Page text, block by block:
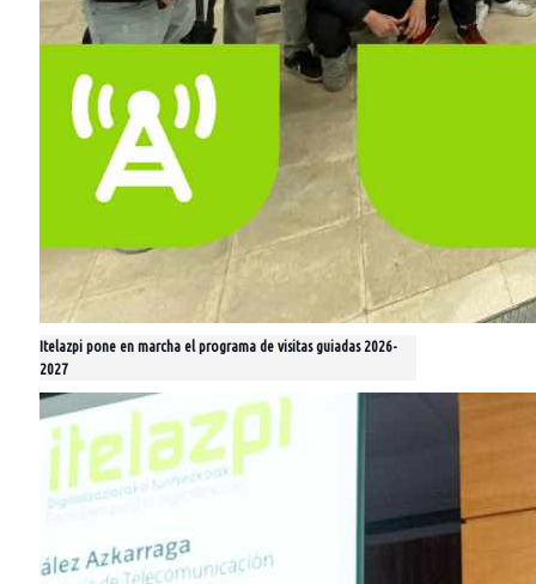
Itelazpi pone en marcha el programa de visitas guiadas 2026-
2027